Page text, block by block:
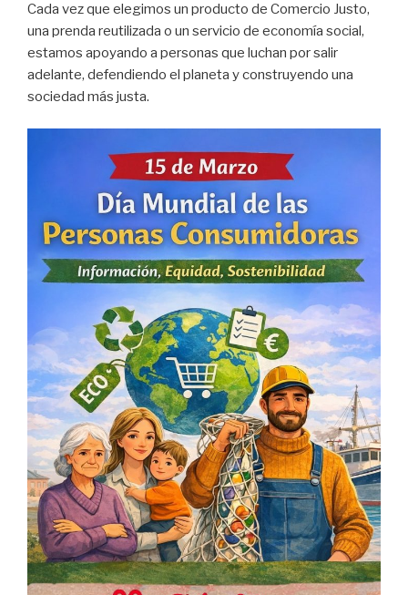
Cada vez que elegimos un producto de Comercio Justo,
una prenda reutilizada o un servicio de economía social,
estamos apoyando a personas que luchan por salir
adelante, defendiendo el planeta y construyendo una
sociedad más justa.